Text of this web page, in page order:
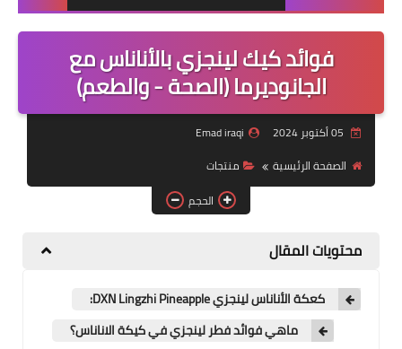
التسجيل في الشركه
عناوين شركة dxn
فرصة عمل
تعرف على DXN
تجارب شفاء
فوائد كيك لينجزي بالأناناس مع
الجانوديرما (الصحة - والطعم)
Emad iraqi
الصفحة الرئيسية
منتجات
الحجم
محتويات المقال
كعكة الأناناس لينجزي DXN Lingzhi Pineapple:
ماهي فوائد فطر لينجزي في كيكة الاناناس؟